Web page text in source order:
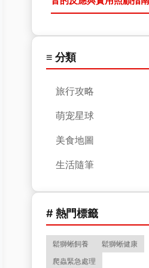
≡ 分類
旅行攻略
萌宠星球
美食地圖
生活隨筆
# 熱門標籤
鬆獅蜥飼養
鬆獅蜥健康
爬蟲緊急處理